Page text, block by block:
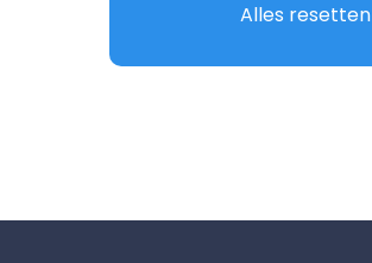
Alles resetten